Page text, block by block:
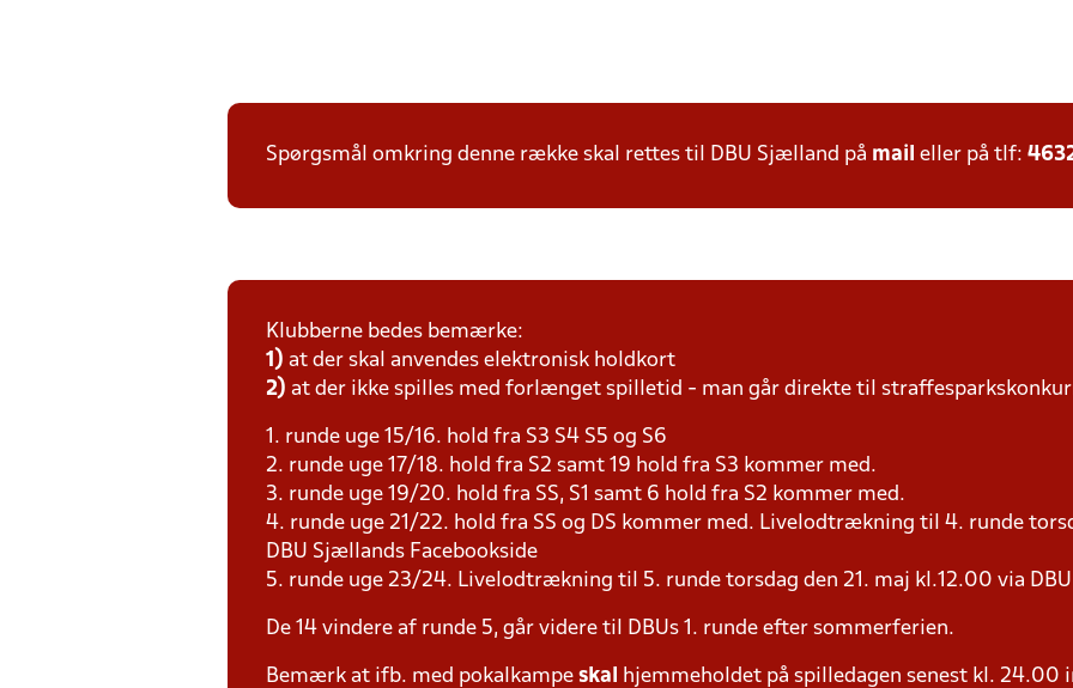
Spørgsmål omkring denne række skal rettes til DBU Sjælland på mail eller på tlf:
Klubberne bedes bemærke:
1) at der skal anvendes elektronisk holdkort
2) at der ikke spilles med forlænget spilletid - man går direkte til
1. runde uge 15/16. hold fra S3 S4 S5 og S6
2. runde uge 17/18. hold fra S2 samt 19 hold fra S3 kommer med.
3. runde uge 19/20. hold fra SS, S1 samt 6 hold fra S2 kommer med.
4. runde uge 21/22. hold fra SS og DS kommer med. Livelodtrækning til 4. runde
DBU Sjællands Facebookside
5. runde uge 23/24. Livelodtrækning til 5. runde torsdag den 21. maj kl.12.00 via
De 14 vindere af runde 5, går videre til DBUs 1. runde efter sommerferien.
Bemærk at ifb. med pokalkampe skal
hjemmeholdet på spilledagen senest kl. 24.00